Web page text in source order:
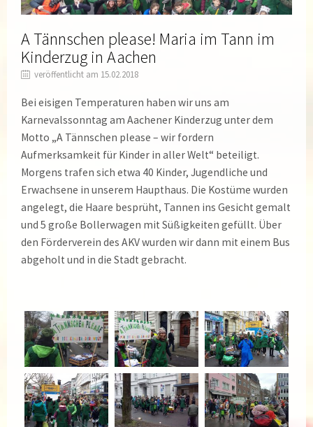
A Tännschen please! Maria im Tann im
Kinderzug in Aachen
veröffentlicht am 15.02.2018
Bei eisigen Temperaturen haben wir uns am
Karnevalssonntag am Aachener Kinderzug unter dem
Motto „A Tännschen please – wir fordern
Aufmerksamkeit für Kinder in aller Welt“ beteiligt.
Morgens trafen sich etwa 40 Kinder, Jugendliche und
Erwachsene in unserem Haupthaus. Die Kostüme wurden
angelegt, die Haare besprüht, Tannen ins Gesicht gemalt
und 5 große Bollerwagen mit Süßigkeiten gefüllt. Über
den Förderverein des AKV wurden wir dann mit einem Bus
abgeholt und in die Stadt gebracht.